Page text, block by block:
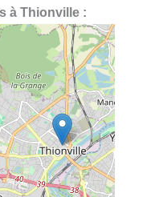
à Thionville :